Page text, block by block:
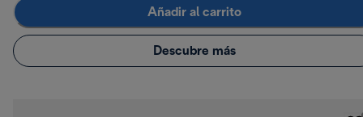
Añadir al carrito
Descubre más